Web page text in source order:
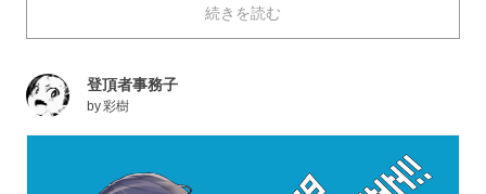
ぼんだ部分のことです。硬い靭帯と靭帯の間のやわらか
なくぼみに、隠されたフェチポイントを発見できそうで
今回はそんな、女の子の膝裏・ひかがみを描いたイラス
トを特集しました。思わず手を伸ばしてしまいそうなそ
続きを読む
登頂者事務子
by彩樹